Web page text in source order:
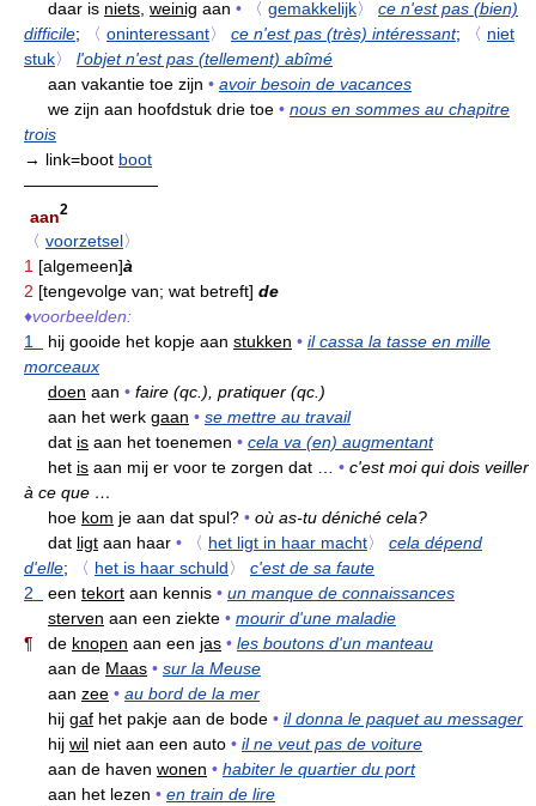
daar is niets, weinig aan • 〈 gemakkelijk〉
ce n'est pas (bien)
difficile; 〈 oninteressant〉 ce n'est pas (très) intéressant; 〈 niet
stuk〉
l'objet n'est pas (tellement) abîmé
aan vakantie toe zijn • avoir besoin de vacances
we zijn aan hoofdstuk drie toe • nous en sommes au chapitre
trois
→ link=boot boot
————————
aan2
〈 voorzetsel〉
1 [algemeen]à
2 [tengevolge van; wat betreft] de
♦voorbeelden:
1
hij gooide het kopje aan stukken • il cassa la tasse en mille
morceaux
doen aan • faire (qc.), pratiquer (qc.)
aan het werk gaan • se mettre au travail
dat is aan het toenemen • cela va (en) augmentant
het is aan mij er voor te zorgen dat … • c'est moi qui dois veiller
à ce que …
hoe kom je aan dat spul? • où as-tu déniché cela?
dat ligt aan haar • 〈 het ligt in haar macht〉
cela dépend
d'elle; 〈 het is haar schuld〉
c'est de sa faute
2
een tekort aan kennis • un manque de connaissances
sterven aan een ziekte • mourir d'une maladie
¶ de knopen aan een jas • les boutons d'un manteau
aan de Maas • sur la Meuse
aan zee • au bord de la mer
hij gaf het pakje aan de bode • il donna le paquet au messager
hij wil niet aan een auto • il ne veut pas de voiture
aan de haven wonen • habiter le quartier du port
aan het lezen • en train de lire